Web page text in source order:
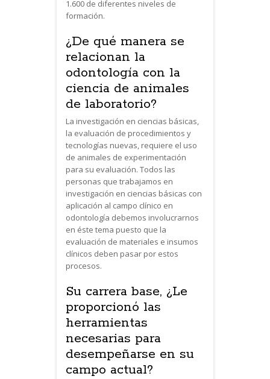
1.600 de diferentes niveles de
formación.
¿De qué manera se
relacionan la
odontología con la
ciencia de animales
de laboratorio?
La investigación en ciencias básicas,
la evaluación de procedimientos y
tecnologías nuevas, requiere el uso
de animales de experimentación
para su evaluación. Todos las
personas que trabajamos en
investigación en ciencias básicas con
aplicación al campo clínico en
odontología debemos involucrarnos
en éste tema puesto que la
evaluación de materiales e insumos
clínicos deben pasar por estos
procesos.
Su carrera base, ¿Le
proporcionó las
herramientas
necesarias para
desempeñarse en su
campo actual?